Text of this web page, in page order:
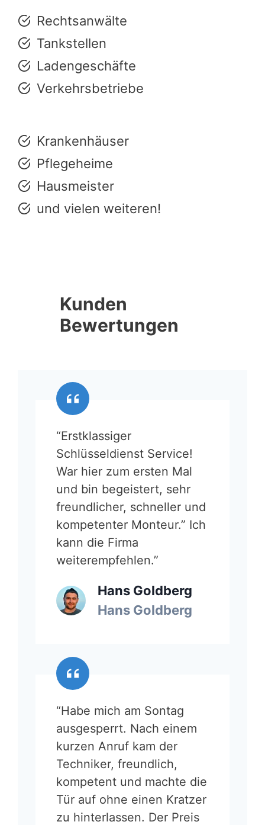
Rechtsanwälte
Tankstellen
Ladengeschäfte
Verkehrsbetriebe
Krankenhäuser
Pflegeheime
Hausmeister
und vielen weiteren!
Kunden
Bewertungen
“Erstklassiger
Schlüsseldienst Service!
War hier zum ersten Mal
und bin begeistert, sehr
freundlicher, schneller und
kompetenter Monteur.” Ich
kann die Firma
weiterempfehlen.”
Hans Goldberg
Hans Goldberg
“Habe mich am Sontag
ausgesperrt. Nach einem
kurzen Anruf kam der
Techniker, freundlich,
kompetent und machte die
Tür auf ohne einen Kratzer
zu hinterlassen. Der Preis